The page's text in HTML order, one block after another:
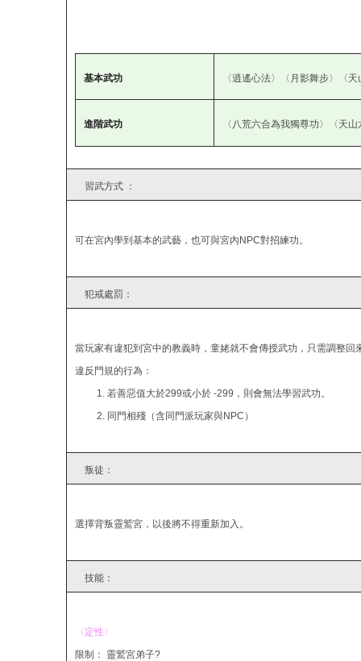
基本武功 〈逍遙心法〉〈月影舞步〉〈
進階武功 〈八荒六合為我獨尊功〉〈天山
習武方式 ：
可在宮內學到基本的武藝，也可與宮內NPC對招練功。
犯戒處罰：
當玩家有違犯到宮中的教義時，童姥就不會傳授武功，只需調整回
違反門規的行為：
1. 若善惡值大於299或小於 -299，則會無法學習武功。
2. 同門相殘（含同門派玩家與NPC）
叛徒：
選擇背叛靈鷲宮，以後將不得重新加入。
技能：
〈定性〉
限制： 靈鷲宮弟子?